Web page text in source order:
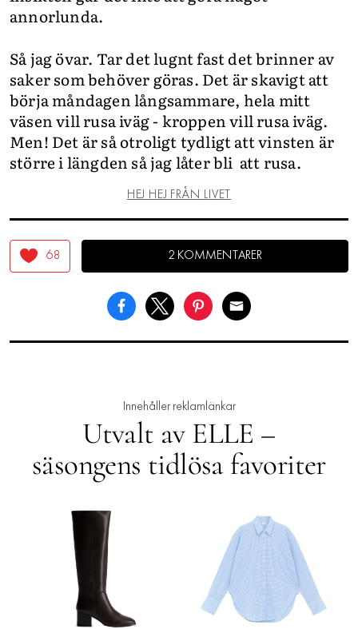
annorlunda.
Så jag övar. Tar det lugnt fast det brinner av
saker som behöver göras. Det är skavigt att
börja måndagen långsammare, hela mitt
väsen vill rusa iväg - kroppen vill rusa iväg.
Men! Det är så otroligt tydligt att vinsten är
större i längden så jag låter bli att rusa.
HEJ HEJ FRÅN LIVET
68 2 KOMMENTARER
Innehåller reklamlänkar
Utvalt av ELLE –
säsongens tidlösa favoriter